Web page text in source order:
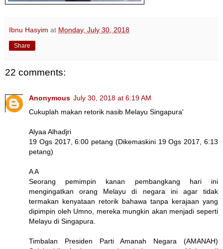
Ibnu Hasyim at Monday, July 30, 2018
Share
22 comments:
Anonymous July 30, 2018 at 6:19 AM
Cukuplah makan retorik nasib Melayu Singapura'
Alyaa Alhadjri
19 Ogs 2017, 6:00 petang (Dikemaskini 19 Ogs 2017, 6:13
petang)
A A
Seorang pemimpin kanan pembangkang hari ini
mengingatkan orang Melayu di negara ini agar tidak
termakan kenyataan retorik bahawa tanpa kerajaan yang
dipimpin oleh Umno, mereka mungkin akan menjadi seperti
Melayu di Singapura.
Timbalan Presiden Parti Amanah Negara (AMANAH)